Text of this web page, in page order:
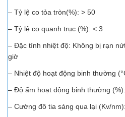
– Tỷ lệ co tỏa tròn(%): > 50
– Tỷ lệ co quanh trục (%): < 3
– Đặc tính nhiệt độ: Không bị rạn
giờ
– Nhiệt độ hoạt động binh thường
– Độ ẩm hoạt động binh thường
– Cường đô tia sáng qua lại (Kv/